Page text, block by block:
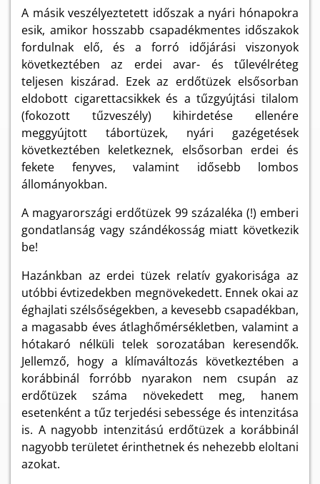
A másik veszélyeztetett időszak a nyári hónapokra
esik, amikor hosszabb csapadékmentes időszakok
fordulnak elő, és a forró időjárási viszonyok
következtében az erdei avar- és tűlevélréteg
teljesen kiszárad. Ezek az erdőtüzek elsősorban
eldobott cigarettacsikkek és a tűzgyújtási tilalom
(fokozott tűzveszély) kihirdetése ellenére
meggyújtott tábortüzek, nyári gazégetések
következtében keletkeznek, elsősorban erdei és
fekete fenyves, valamint idősebb lombos
állományokban.
A magyarországi erdőtüzek 99 százaléka (!) emberi
gondatlanság vagy szándékosság miatt következik
be!
Hazánkban az erdei tüzek relatív gyakorisága az
utóbbi évtizedekben megnövekedett. Ennek okai az
éghajlati szélsőségekben, a kevesebb csapadékban,
a magasabb éves átlaghőmérsékletben, valamint a
hótakaró nélküli telek sorozatában keresendők.
Jellemző, hogy a klímaváltozás következtében a
korábbinál forróbb nyarakon nem csupán az
erdőtüzek száma növekedett meg, hanem
esetenként a tűz terjedési sebessége és intenzitása
is. A nagyobb intenzitású erdőtüzek a korábbinál
nagyobb területet érinthetnek és nehezebb eloltani
azokat.